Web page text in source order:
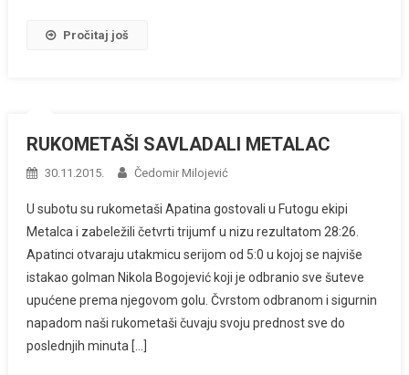
Pročitaj još
RUKOMETAŠI SAVLADALI METALAC
30.11.2015. Čedomir Milojević
U subotu su rukometaši Apatina gostovali u Futogu ekipi
Metalca i zabeležili četvrti trijumf u nizu rezultatom 28:26.
Apatinci otvaraju utakmicu serijom od 5:0 u kojoj se najviše
istakao golman Nikola Bogojević koji je odbranio sve šuteve
upućene prema njegovom golu. Čvrstom odbranom i sigurnin
napadom naši rukometaši čuvaju svoju prednost sve do
poslednjih minuta […]